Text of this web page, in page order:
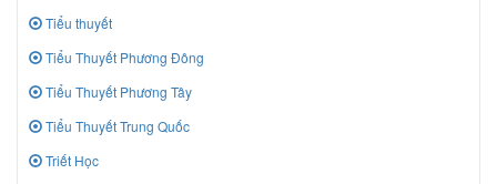
Tiểu thuyết
Tiểu Thuyết Phương Đông
Tiểu Thuyết Phương Tây
Tiểu Thuyết Trung Quốc
Triết Học